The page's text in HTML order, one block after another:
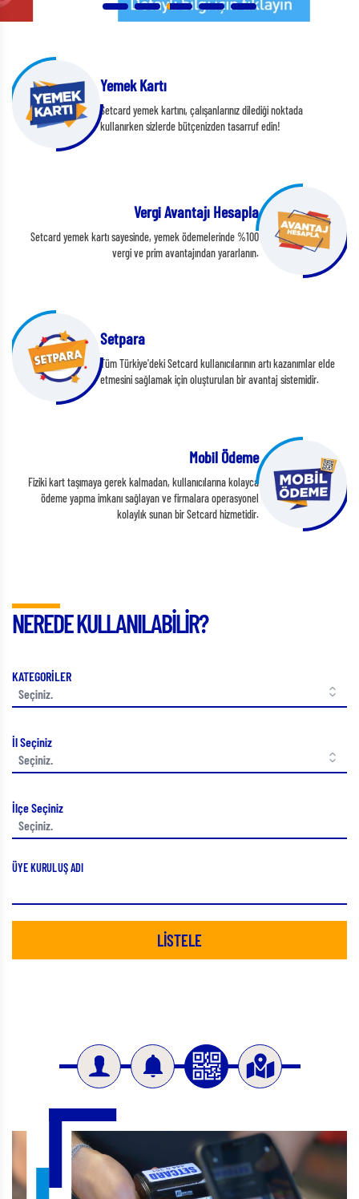
Yemek Kartı
Setcard yemek kartını, çalışanlarınız dilediği noktada
kullanırken sizlerde bütçenizden tasarruf edin!
Vergi Avantajı Hesapla
Setcard yemek kartı sayesinde, yemek ödemelerinde %100
vergi ve prim avantajından yararlanın.
Setpara
Tüm Türkiye'deki Setcard kullanıcılarının artı kazanımlar elde
etmesini sağlamak için oluşturulan bir avantaj sistemidir.
Mobil Ödeme
Fiziki kart taşımaya gerek kalmadan, kullanıcılarına kolayca
ödeme yapma imkanı sağlayan ve firmalara operasyonel
kolaylık sunan bir Setcard hizmetidir.
NEREDE KULLANILABİLİR?
KATEGORİLER
İl Seçiniz
İlçe Seçiniz
ÜYE KURULUŞ ADI
LİSTELE